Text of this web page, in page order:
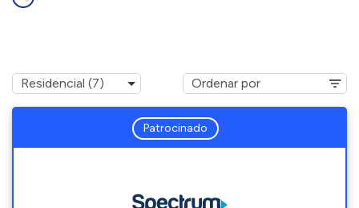
Patrocinado